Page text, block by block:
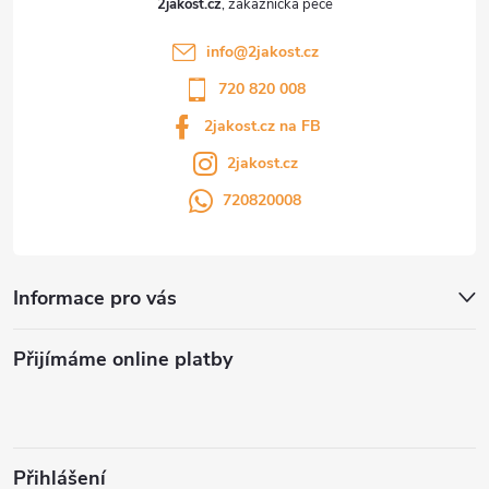
info@2jakost.cz
720 820 008
2jakost.cz na FB
2jakost.cz
720820008
Informace pro vás
Přijímáme online platby
Přihlášení